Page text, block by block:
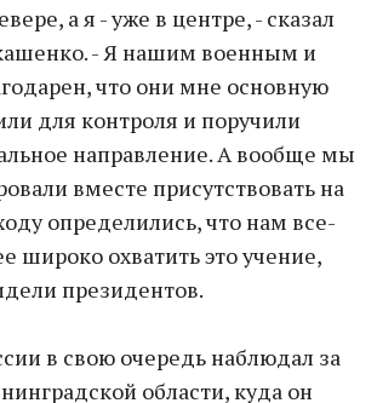
а я - уже в центре, - сказал
- Я нашим военным и
что они мне основную
для контроля и поручили
направление. А вообще мы
вместе присутствовать на
определились, что нам все-
широко охватить это учение,
президентов.
в свою очередь наблюдал за
области, куда он